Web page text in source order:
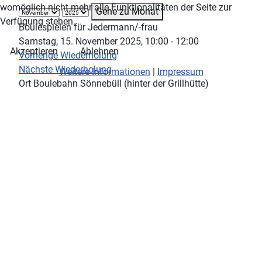
Gehe zu Monat
Boulespielen für Jedermann/-frau
Samstag, 15. November 2025, 10:00 - 12:00
Vorherige Wiederholung
Nächste Wiederholung
Ort Boulebahn Sönnebüll (hinter der Grillhütte)
womöglich nicht mehr alle Funktionalitäten der Seite zur
Verfügung stehen.
Akzeptieren
Ablehnen
Weitere Informationen | Impressum